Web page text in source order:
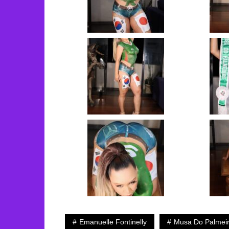
Emanuelle Fontinelly Musa Do